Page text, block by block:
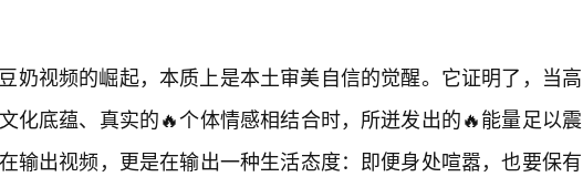
奶视频的崛起，本质上是本土审美自信的觉醒。它证明了，当高
化底蕴、真实的🔥个体情感相结合时，所迸发出的🔥能量足以震
输出视频，更是在输出一种生活态度：即便身处喧嚣，也要保有